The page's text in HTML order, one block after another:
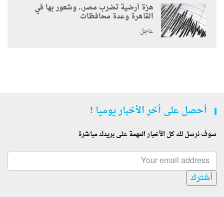
هزة أرضية تضرب مصر.. وشعور بها في
القاهرة وعدة محافظات
عاجل
أحصل على أخر الأخبار يوميا !
سوف نرسل لك كل الأخبار المهمة على بريدك مباشرة
أشترك